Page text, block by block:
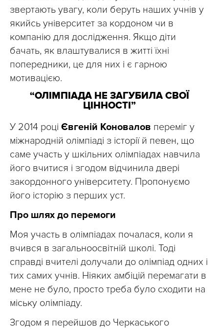
звертають увагу, коли беруть наших учнів у
якийсь університет за кордоном чи в
компанію для дослідження. Якщо діти
бачать, як влаштувалися в житті їхні
попередники, це для них і є гарною
мотивацією.
“ОЛІМПІАДА НЕ ЗАГУБИЛА СВОЇ
ЦІННОСТІ”
У 2014 році Євгеній Коновалов переміг у
міжнародній олімпіаді з історії й певен, що
саме участь у шкільних олімпіадах навчила
його вчитися і згодом відчинила двері
закордонного університету. Пропонуємо
його історію з перших уст.
Про шлях до перемоги
Моя участь в олімпіадах почалася, коли я
вчився в загальноосвітній школі. Тоді
справді вчителі долучали до олімпіад одних і
тих самих учнів. Ніяких амбіцій перемагати в
мене не було, просто треба було сходити на
міську олімпіаду.
Згодом я перейшов до Черкаського